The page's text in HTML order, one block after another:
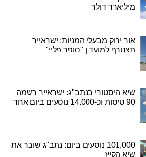
מיליארד דולר
אור ירוק מבעלי המניות: ישראייר
תצטרף למועדון "סופר פליי"
שיא היסטורי בנתב"ג: ישראייר רשמה
90 טיסות וכ-14,000 נוסעים ביום אחד
101,000 נוסעים ביום: נתב"ג שובר את
שיא הקיץ